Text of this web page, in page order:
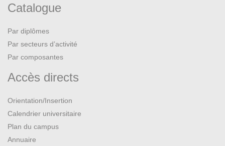
Catalogue
Par diplômes
Par secteurs d’activité
Par composantes
Accès directs
Orientation/Insertion
Calendrier universitaire
Plan du campus
Annuaire